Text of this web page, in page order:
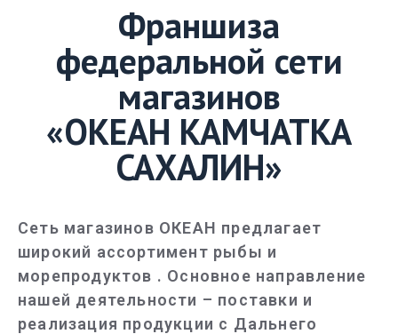
Франшиза
федеральной сети
магазинов
«ОКЕАН КАМЧАТКА
САХАЛИН»
Сеть магазинов ОКЕАН предлагает
широкий ассортимент рыбы и
морепродуктов . Основное направление
нашей деятельности – поставки и
реализация продукции с Дальнего